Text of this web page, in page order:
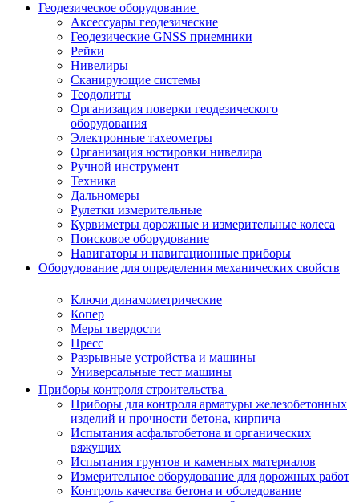
Геодезическое оборудование
Аксессуары геодезические
Геодезические GNSS приемники
Рейки
Нивелиры
Сканирующие системы
Теодолиты
Организация поверки геодезического
оборудования
Электронные тахеометры
Организация юстировки нивелира
Ручной инструмент
Техника
Дальномеры
Рулетки измерительные
Курвиметры дорожные и измерительные колеса
Поисковое оборудование
Навигаторы и навигационные приборы
Оборудование для определения механических свойств
Ключи динамометрические
Копер
Меры твердости
Пресс
Разрывные устройства и машины
Универсальные тест машины
Приборы контроля строительства
Приборы для контроля арматуры железобетонных
изделий и прочности бетона, кирпича
Испытания асфальтобетона и органических
вяжущих
Испытания грунтов и каменных материалов
Измерительное оборудование для дорожных работ
Контроль качества бетона и обследование